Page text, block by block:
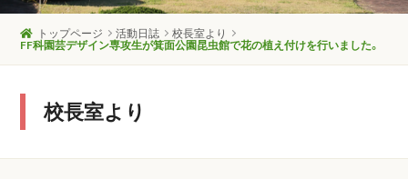
トップページ 活動日誌
校長室より
FF科園芸デザイン専攻生が箕面公園昆虫館で花の植え付けを行いました。
校長室より